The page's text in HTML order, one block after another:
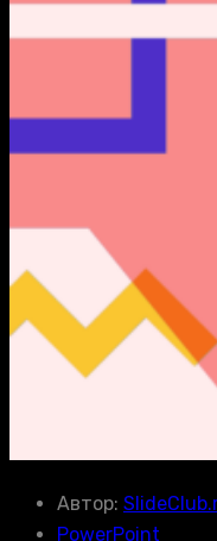
Автор:
PowerPoint